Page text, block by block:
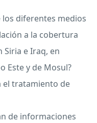
los diferentes medios
a la cobertura
Siria e Iraq, en
Este y de Mosul?
el tratamiento de
de informaciones